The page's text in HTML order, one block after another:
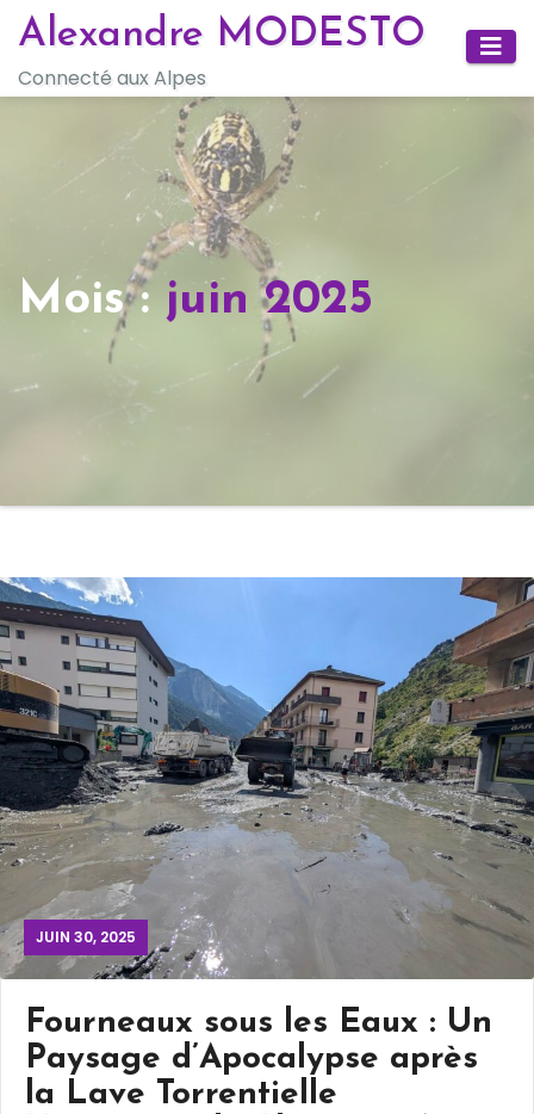
Skip
content
Alexandre MODESTO
Connecté aux Alpes
Mois : juin 2025
JUIN 30, 2025
Fourneaux sous les Eaux : Un
Paysage d’Apocalypse après
la Lave Torrentielle